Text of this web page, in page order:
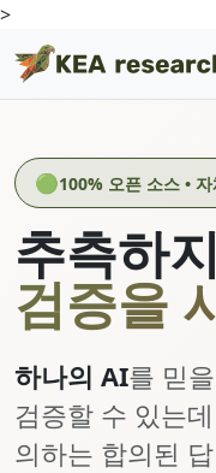
>
🟢100% 오픈 소스 •
추측하
검증을
하나의 AI를 믿
검증할 수 있는
의하는 합의된